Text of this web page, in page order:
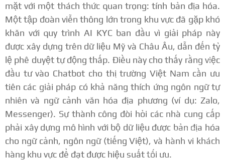
mặt với một thách thức quan trọng: tính bản địa hóa.
Một tập đoàn viễn thông lớn trong khu vực đã gặp khó
khăn với quy trình AI KYC ban đầu vì giải pháp này
được xây dựng trên dữ liệu Mỹ và Châu Âu, dẫn đến tỷ
lệ phê duyệt tự động thấp. Điều này cho thấy rằng việc
đầu tư vào Chatbot cho thị trường Việt Nam cần ưu
tiên các giải pháp có khả năng thích ứng ngôn ngữ tự
nhiên và ngữ cảnh văn hóa địa phương (ví dụ: Zalo,
Messenger). Sự thành công đòi hỏi các nhà cung cấp
phải xây dựng mô hình với bộ dữ liệu được bản địa hóa
cho ngữ cảnh, ngôn ngữ (tiếng Việt), và hành vi khách
hàng khu vực để đạt được hiệu suất tối ưu.